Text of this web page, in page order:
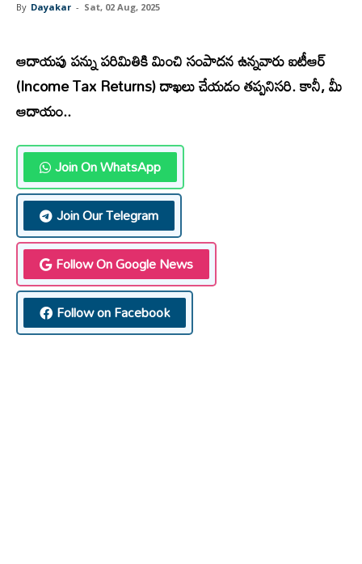
By Dayakar - Sat, 02 Aug, 2025
ఆదాయపు పన్ను పరిమితికి మించి సంపాదన ఉన్నవారు ఐటీఆర్‌
(Income Tax Returns) దాఖలు చేయడం తప్పనిసరి. కానీ, మీ
ఆదాయం..
Join On WhatsApp
Join Our Telegram
Follow On Google News
Follow on Facebook